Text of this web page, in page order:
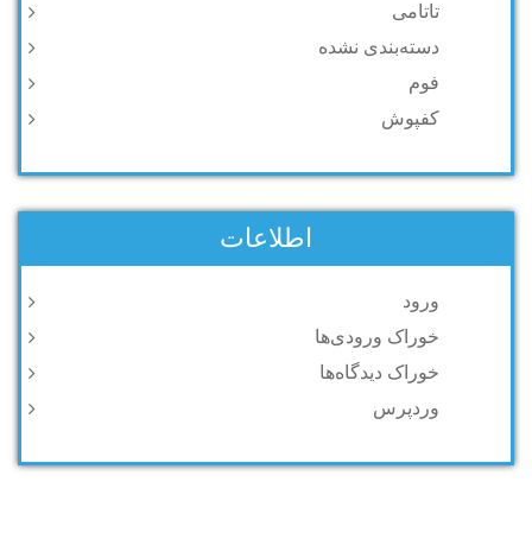
تاتامی
دسته‌بندی نشده
فوم
کفپوش
اطلاعات
ورود
خوراک ورودی‌ها
خوراک دیدگاه‌ها
وردپرس